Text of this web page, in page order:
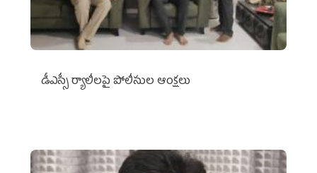
డీఎస్సీ ర్యాలీలపై పోలీసుల ఆంక్షలు